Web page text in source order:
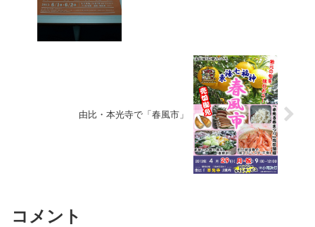
由比・本光寺で「春風市」
コメント